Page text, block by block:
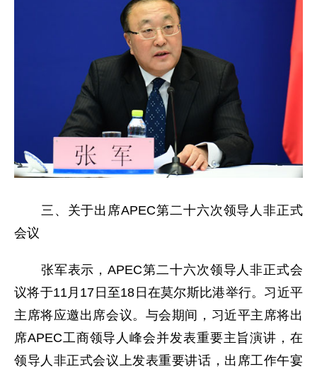
三、关于出席APEC第二十六次领导人非正式
会议
张军表示，APEC第二十六次领导人非正式会
议将于11月17日至18日在莫尔斯比港举行。习近平
主席将应邀出席会议。与会期间，习近平主席将出
席APEC工商领导人峰会并发表重要主旨演讲，在
领导人非正式会议上发表重要讲话，出席工作午宴